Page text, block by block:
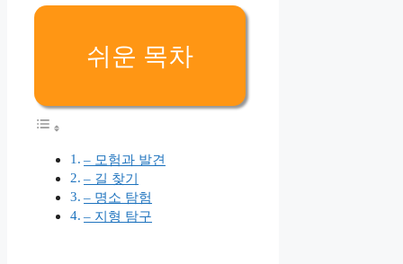
쉬운 목차
– 모험과 발견
– 길 찾기
– 명소 탐험
– 지형 탐구